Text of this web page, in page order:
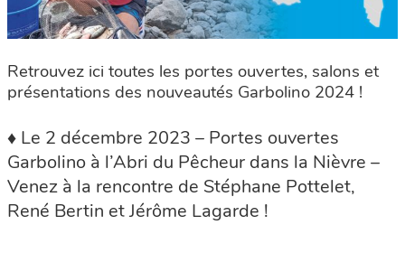
Retrouvez ici toutes les portes ouvertes, salons et
présentations des nouveautés Garbolino 2024 !
♦ Le 2 décembre 2023 – Portes ouvertes
Garbolino à l’Abri du Pêcheur dans la Nièvre –
Venez à la rencontre de Stéphane Pottelet,
René Bertin et Jérôme Lagarde !